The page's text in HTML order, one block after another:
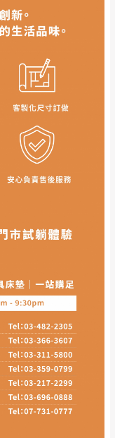
祖、澎湖地區
。
惡劣、過於偏遠之
難等因素，導致無
提供吊掛服務，若
費用將由買方自行
非一般快速到貨
機當天到貨前皆會
貨，以免浪費你的
可能會因個人
等因素， 與實
，如因此而需
資成本，請您
寸是否合適)。
物件因為人工
正負0.5CM)
裝。鑑賞期間
破壞，恕無法
(三)、(日)兩天
超過7日鑑賞
用習慣、居家
商品損壞、零
需由消費者自
消費者同意將